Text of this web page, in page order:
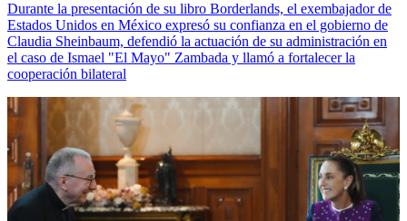
Durante la presentación de su libro Borderlands, el exembajador de
Estados Unidos en México expresó su confianza en el gobierno de
Claudia Sheinbaum, defendió la actuación de su administración en
el caso de Ismael "El Mayo" Zambada y llamó a fortalecer la
cooperación bilateral